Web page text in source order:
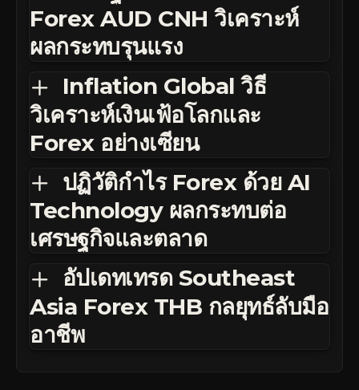
Forex AUD CNH วิเคราะห์
ผลกระทบรุนแรง
Inflation Global วิธี
วิเคราะห์เงินเฟ้อโลกและ
Forex อย่างเซียน
ปฏิวัติกำไร Forex ด้วย AI
Technology ผลกระทบต่อ
เศรษฐกิจและตลาด
อัปเดทเทรด Southeast
Asia Forex THB กลยุทธ์ลับมือ
อาชีพ